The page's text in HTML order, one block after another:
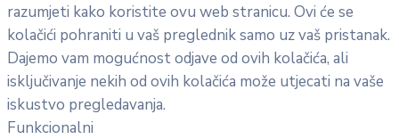
razumjeti kako koristite ovu web stranicu. Ovi će se
kolačići pohraniti u vaš preglednik samo uz vaš pristanak.
Dajemo vam mogućnost odjave od ovih kolačića, ali
isključivanje nekih od ovih kolačića može utjecati na vaše
iskustvo pregledavanja.
Funkcionalni